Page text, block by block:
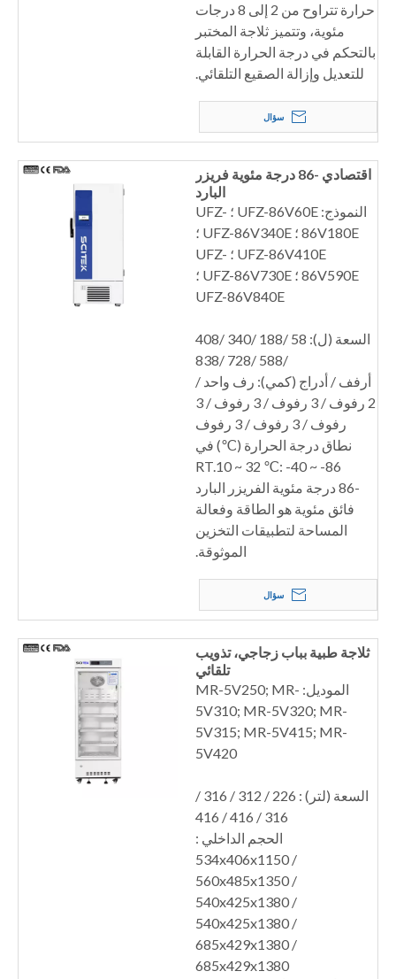
حرارة تتراوح من 2 إلى 8 درجات
مئوية، وتتميز ثلاجة المختبر
بالتحكم في درجة الحرارة القابلة
للتعديل وإزالة الصقيع التلقائي.
سؤال
اقتصادي -86 درجة مئوية فريزر
البارد
النموذج: UFZ-86V60E ؛ UFZ-
86V180E ؛ UFZ-86V340E ؛
UFZ-86V410E ؛ UFZ-
86V590E ؛ UFZ-86V730E ؛
UFZ-86V840E
السعة (ل): 58 /188 /340 /408
/588 /728 /838
أرفف / أدراج (كمي): رف واحد /
2 رفوف / 3 رفوف / 3 رفوف / 3
رفوف / 3 رفوف / 3 رفوف
نطاق درجة الحرارة (℃) في
RT.10 ~ 32 ℃: -40 ~ -86
-86 درجة مئوية الفريزر البارد
فائق مئوية هو الطاقة وفعالة
المساحة لتطبيقات التخزين
الموثوقة.
سؤال
ثلاجة طبية بباب زجاجي، تذويب
تلقائي
الموديل: MR-5V250; MR-
5V310; MR-5V320; MR-
5V315; MR-5V415; MR-
5V420
السعة (لتر) : 226 / 312 / 316 /
316 / 416 / 416
الحجم الداخلي :
534x406x1150 /
560x485x1350 /
540x425x1380 /
540x425x1380 /
685x429x1380 /
685x429x1380